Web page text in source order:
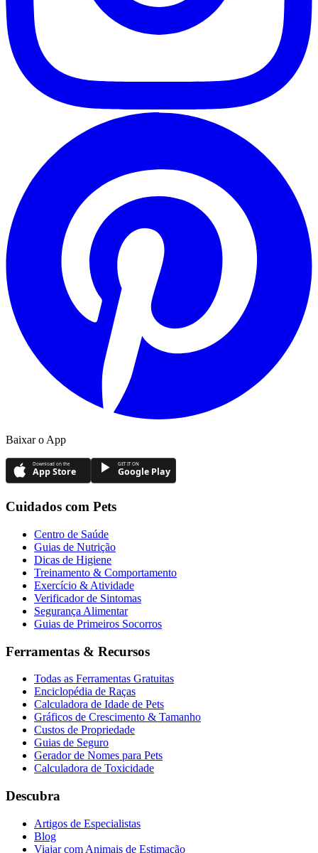
Baixar o App
Download on the
App Store
GET IT ON
Google Play
Cuidados com Pets
Centro de Saúde
Guias de Nutrição
Dicas de Higiene
Treinamento & Comportamento
Exercício & Atividade
Verificador de Sintomas
Segurança Alimentar
Guias de Primeiros Socorros
Ferramentas & Recursos
Todas as Ferramentas Gratuitas
Enciclopédia de Raças
Calculadora de Idade de Pets
Gráficos de Crescimento & Tamanho
Custos de Propriedade
Guias de Seguro
Gerador de Nomes para Pets
Calculadora de Toxicidade
Descubra
Artigos de Especialistas
Blog
Viajar com Animais de Estimação